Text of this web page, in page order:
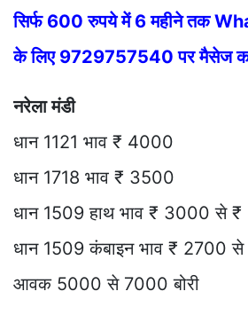
सिर्फ 600 रुपये में 6 महीने तक
के लिए 9729757540 पर मैसेज
नरेला मंडी
धान 1121 भाव ₹ 4000
धान 1718 भाव ₹ 3500
धान 1509 हाथ भाव ₹ 3000 से ₹
धान 1509 कंबाइन भाव ₹ 2700
आवक 5000 से 7000 बोरी